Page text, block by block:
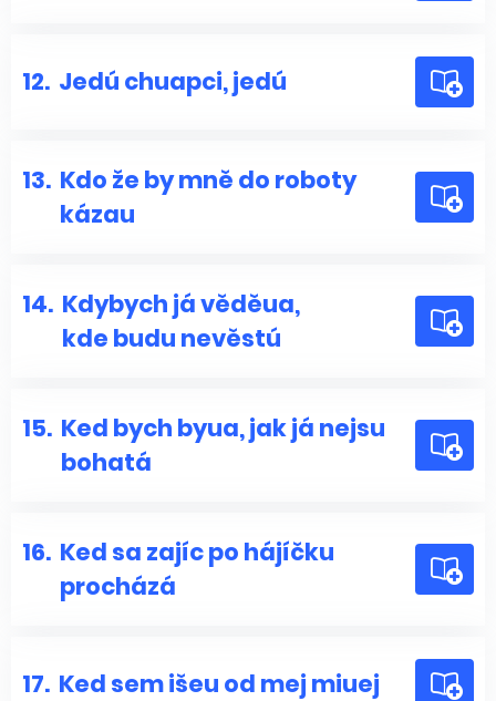
12. Jedú chuapci, jedú
13. Kdo že by mně do roboty
kázau
14. Kdybych já věděua,
kde budu nevěstú
15. Ked bych byua, jak já nejsu
bohatá
16. Ked sa zajíc po hájíčku
procházá
17. Ked sem išeu od mej miuej